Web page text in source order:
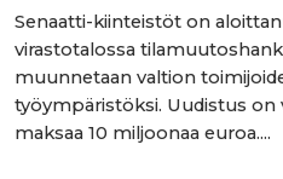
Senaatti-kiinteistöt on
virastotalossa
muunnetaan valtion
työympäristöksi. Uudistus on
maksaa 10 miljoonaa euroa....